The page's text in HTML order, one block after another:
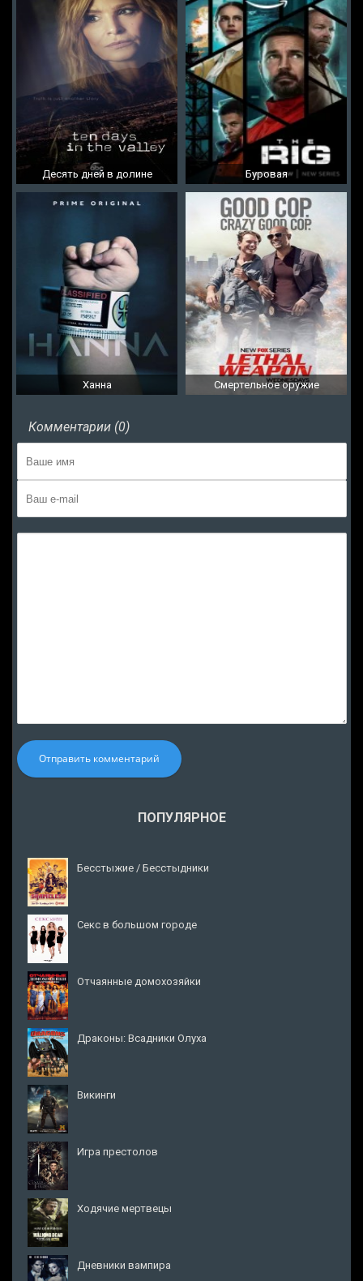
Десять дней в долине Буровая
Ханна Смертельное оружие
Комментарии (0)
Отправить комментарий
ПОПУЛЯРНОЕ
Бесстыжие / Бесстыдники
Секс в большом городе
Отчаянные домохозяйки
Драконы: Всадники Олуха
Викинги
Игра престолов
Ходячие мертвецы
Дневники вампира